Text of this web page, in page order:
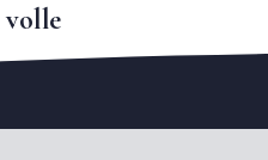
volle
en het complete